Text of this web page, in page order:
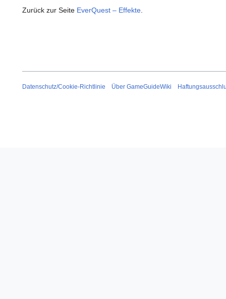
Zurück zur Seite EverQuest – Effekte
Datenschutz/Cookie-Richtlinie Über GameGuideWiki